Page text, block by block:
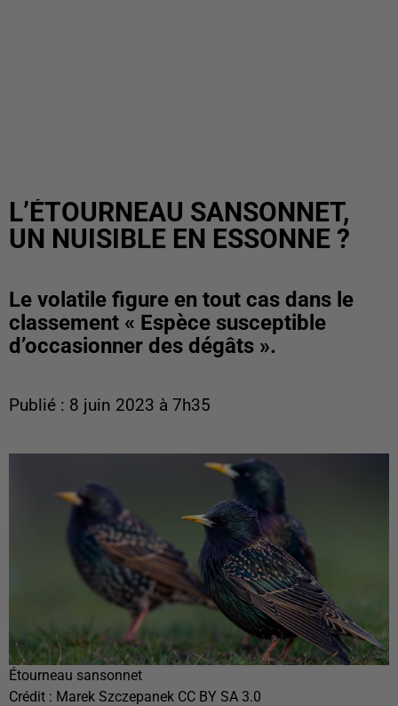
L’ÉTOURNEAU SANSONNET,
UN NUISIBLE EN ESSONNE ?
Le volatile figure en tout cas dans le
classement « Espèce susceptible
d’occasionner des dégâts ».
Publié : 8 juin 2023 à 7h35
Étourneau sansonnet
Crédit : Marek Szczepanek CC BY SA 3.0